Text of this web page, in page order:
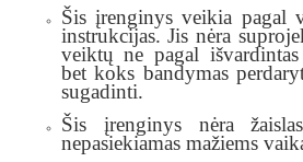
Šis įrenginys veikia pagal
instrukcijas. Jis nėra
veiktų ne pagal
bet koks bandymas
sugadinti.
Šis įrenginys nėra
nepasiekiamas mažiems